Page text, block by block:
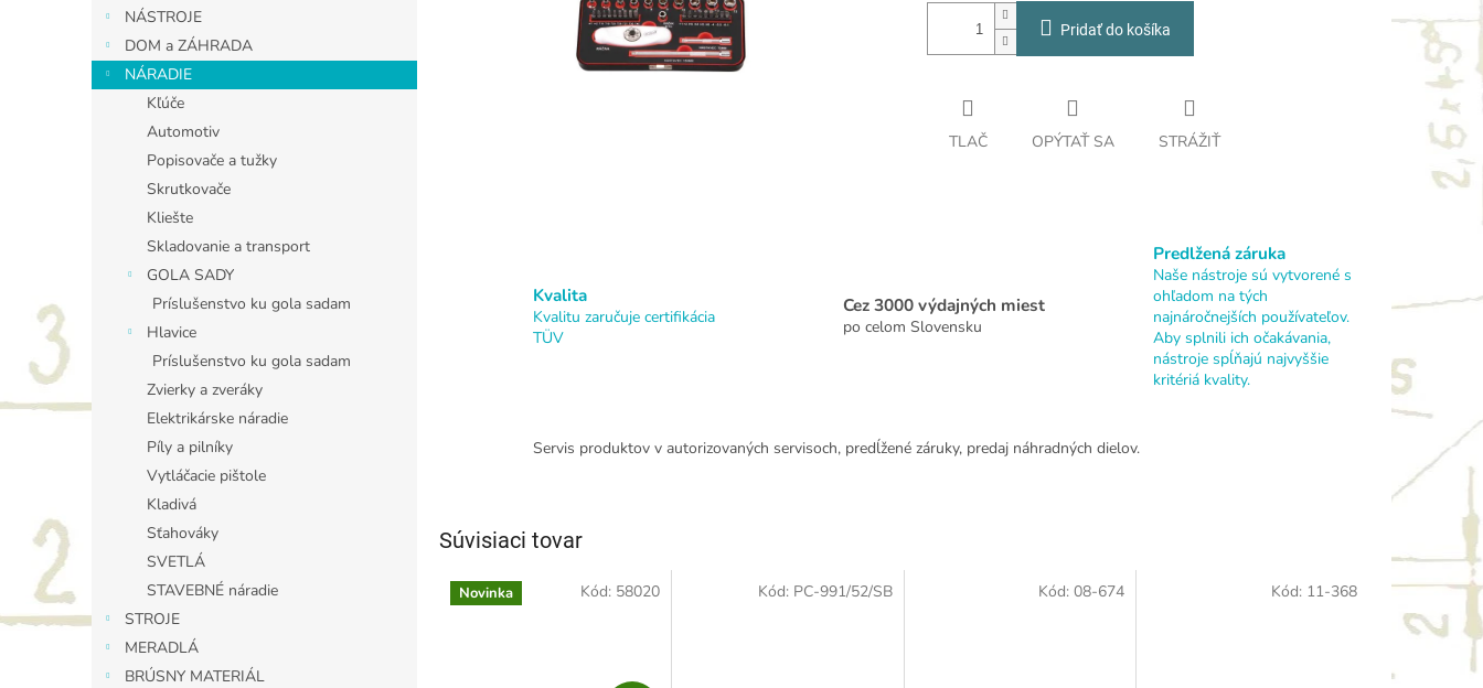
NÁSTROJE
DOM a ZÁHRADA
NÁRADIE
Kľúče
Automotiv
Popisovače a tužky
Skrutkovače
Kliešte
Skladovanie a transport
GOLA SADY
Príslušenstvo ku gola sadam
Hlavice
Príslušenstvo ku gola sadam
Zvierky a zveráky
Elektrikárske náradie
Píly a pilníky
Vytláčacie pištole
Kladivá
Sťahováky
SVETLÁ
STAVEBNÉ náradie
STROJE
MERADLÁ
BRÚSNY MATERIÁL
Pridať do košíka
TLAČ OPÝTAŤ SA STRÁŽIŤ
Kvalita
Kvalitu zaručuje certifikácia
TÜV
Cez 3000 výdajných miest
po celom Slovensku
Predlžená záruka
Naše nástroje sú vytvorené s
ohľadom na tých
najnáročnejších používateľov.
Aby splnili ich očakávania,
nástroje spĺňajú najvyššie
kritériá kvality.
Servis produktov v autorizovaných servisoch, predĺžené záruky, predaj náhradných dielov.
Súvisiaci tovar
Novinka Kód: 58020 Kód: PC-991/52/SB Kód:08-674 Kód: 11-368